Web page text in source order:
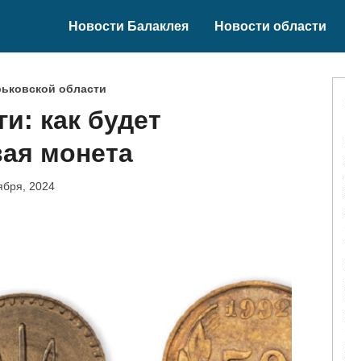
Новости Балаклея Новости области
области
как будет
монета
2024